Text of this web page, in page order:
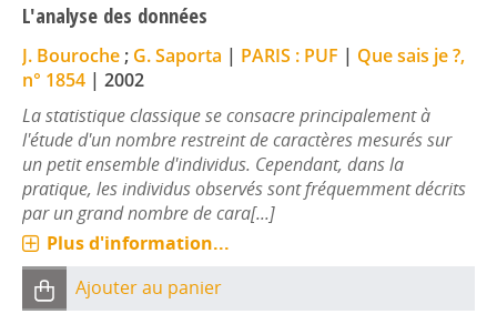
L'analyse des données
J. Bouroche ; G. Saporta | PARIS : PUF | Que sais je ?,
n° 1854 | 2002
La statistique classique se consacre principalement à
l'étude d'un nombre restreint de caractères mesurés sur
un petit ensemble d'individus. Cependant, dans la
pratique, les individus observés sont fréquemment décrits
par un grand nombre de cara[...]
Plus d'information...
Ajouter au panier